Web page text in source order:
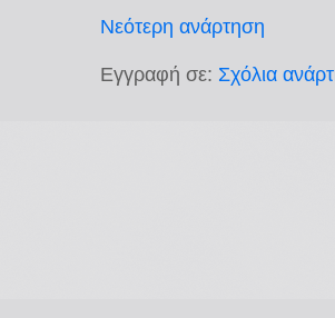
Νεότερη ανάρτηση
Εγγραφή σε: Σχόλια